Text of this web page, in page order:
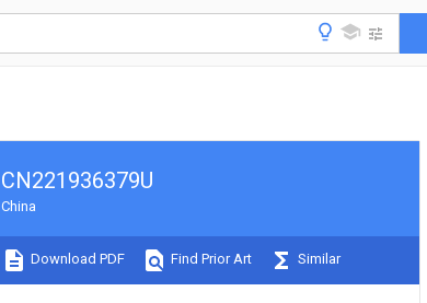
CN221936379U
China
Download PDF Find Prior Art Similar